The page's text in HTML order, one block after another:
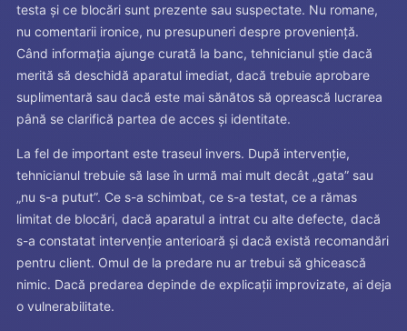
testa și ce blocări sunt prezente sau suspectate. Nu romane,
nu comentarii ironice, nu presupuneri despre proveniență.
Când informația ajunge curată la banc, tehnicianul știe dacă
merită să deschidă aparatul imediat, dacă trebuie aprobare
suplimentară sau dacă este mai sănătos să oprească lucrarea
până se clarifică partea de acces și identitate.
La fel de important este traseul invers. După intervenție,
tehnicianul trebuie să lase în urmă mai mult decât „gata” sau
„nu s-a putut”. Ce s-a schimbat, ce s-a testat, ce a rămas
limitat de blocări, dacă aparatul a intrat cu alte defecte, dacă
s-a constatat intervenție anterioară și dacă există recomandări
pentru client. Omul de la predare nu ar trebui să ghicească
nimic. Dacă predarea depinde de explicații improvizate, ai deja
o vulnerabilitate.